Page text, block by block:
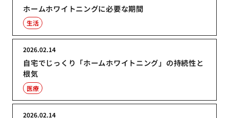
ホームホワイトニングに必要な期間
生活
自宅でじっくり「ホームホワイトニング」の持続性と
根気
2026.02.14
医療
2026.02.14